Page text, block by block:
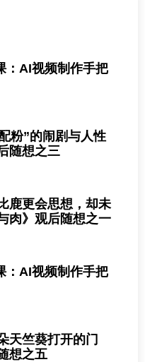
：AI视频制作手把
粉”的闹剧与人性
随想之三
鹿更会思想，却未
》观后随想之一
：AI视频制作手把
天竺葵打开的门
想之五